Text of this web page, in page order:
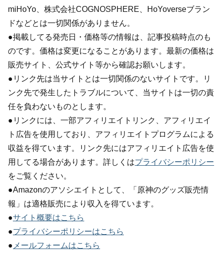
miHoYo、株式会社COGNOSPHERE、HoYoverseブラン
ドなどとは一切関係がありません。
●掲載してる発売日・価格等の情報は、記事投稿時点のも
のです。価格は変更になることがあります。最新の価格は
販売サイト、公式サイト等から確認お願いします。
●リンク先は当サイトとは一切関係のないサイトです。リ
ンク先で発生したトラブルについて、当サイトは一切の責
任を負わないものとします。
●リンクには、一部アフィリエイトリンク、アフィリエイ
ト広告を使用しており、アフィリエイトプログラムによる
収益を得ています。リンク先にはアフィリエイト広告を使
用してる場合があります。詳しくはプライバシーポリシー
をご覧ください。
●Amazonのアソシエイトとして、「原神のグッズ販売情
報」は適格販売により収入を得ています。
●サイト概要はこちら
●プライバシーポリシーはこちら
● メールフォームはこちら